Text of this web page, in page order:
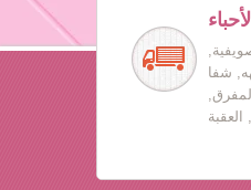
شفا